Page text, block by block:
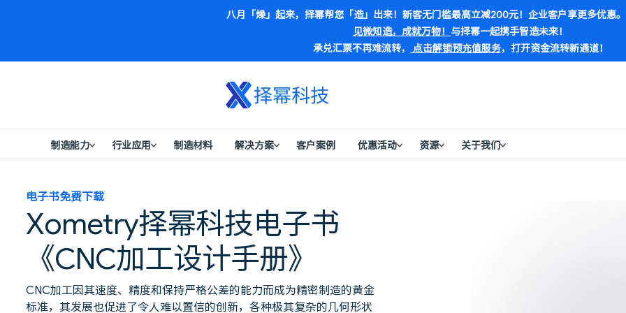
八月「燥」起来，择幂帮您「造」出来！新客无门槛最高立减200元！企业客户享更多优惠。
见微知造，成就万物！ 与择幂一起携手智造未来！
承兑汇票不再难流转， 点击解锁预充值服务，打开资金流转新通道！
制造能力 行业应用 制造材料 解决方案 客户案例 优惠活动 资源 关于我们
电子书免费下载
Xometry择幂科技电子书
《CNC加工设计手册》
CNC加工因其速度、精度和保持严格公差的能力而成为精密制造的黄金
标准，其发展也促进了令人难以置信的创新，各种极其复杂的几何形状